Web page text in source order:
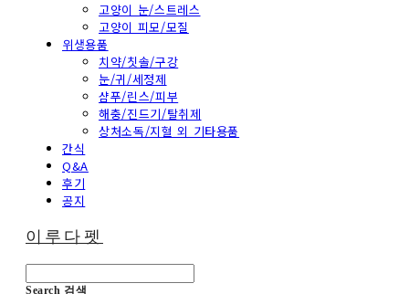
고양이 눈/스트레스
고양이 피모/모질
위생용품
치약/칫솔/구강
눈/귀/세정제
샴푸/린스/피부
해충/진드기/탈취제
상처소독/지혈 외 기타용품
간식
Q&A
후기
공지
이루다펫
Search 검색